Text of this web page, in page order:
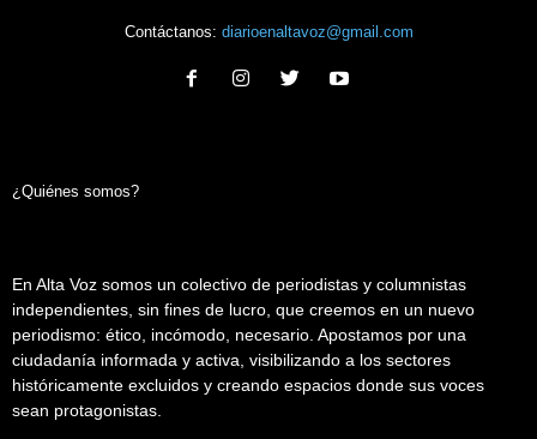
Contáctanos: diarioenaltavoz@gmail.com
¿Quiénes somos?
En Alta Voz somos un colectivo de periodistas y columnistas
independientes, sin fines de lucro, que creemos en un nuevo
periodismo: ético, incómodo, necesario. Apostamos por una
ciudadanía informada y activa, visibilizando a los sectores
históricamente excluidos y creando espacios donde sus voces
sean protagonistas.